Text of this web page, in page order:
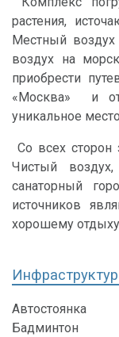
растения,
Местный
воздух на
приобрести
«Москва» и
уникальное
Со всех сторон
Чистый
санаторный
источников
хорошему
Автостоянка
Бадминтон